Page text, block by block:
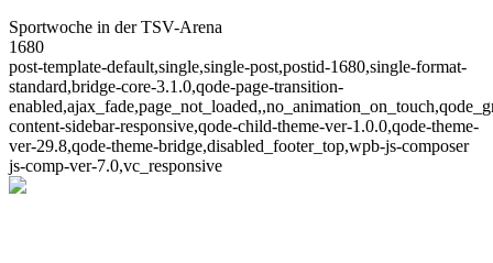
Sportwoche in der TSV-Arena
1680
post-template-default,single,single-post,postid-1680,single-format-
standard,bridge-core-3.1.0,qode-page-transition-
content-sidebar-responsive,qode-child-theme-ver-1.0.0,qode-theme-
ver-29.8,qode-theme-bridge,disabled_footer_top,wpb-js-composer
js-comp-ver-7.0,vc_responsive